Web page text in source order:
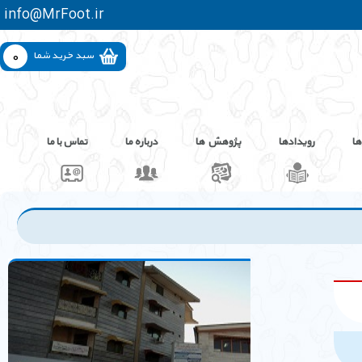
info@MrFoot.ir
0
سبد خرید شما
رویدادها پژوهش ها درباره ما تماس با ما